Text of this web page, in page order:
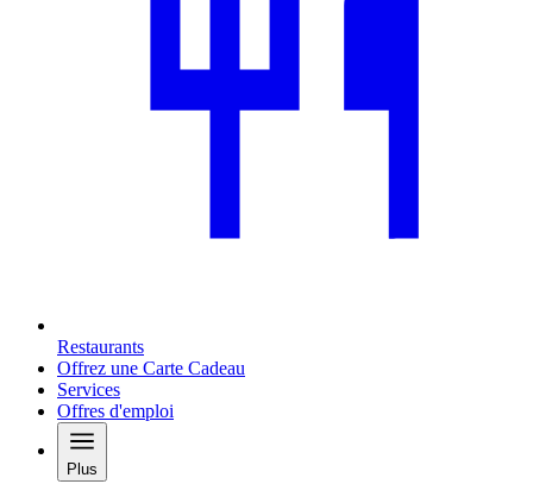
Restaurants
Offrez une Carte Cadeau
Services
Offres d'emploi
Plus